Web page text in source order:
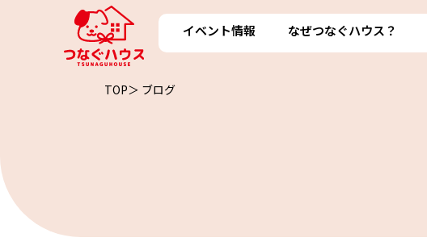
イベント情報 なぜつなぐハウス？
TOP＞ ブログ